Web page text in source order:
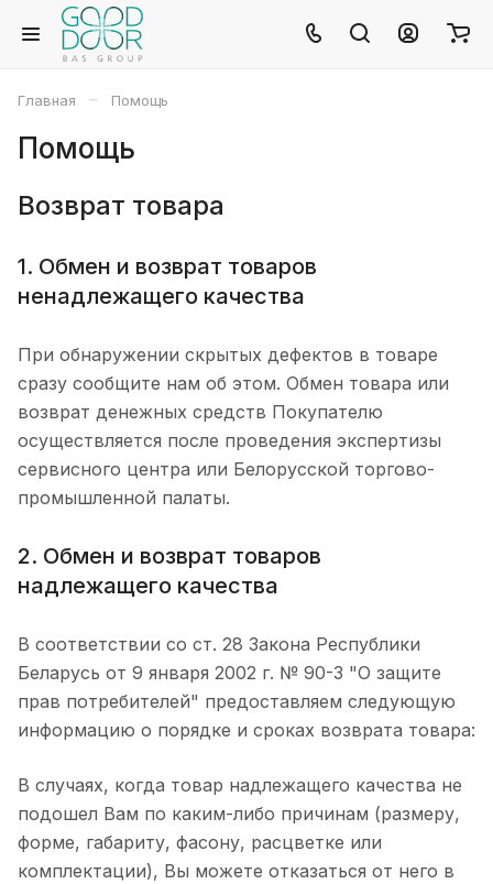
Главная – Помощь
Помощь
Возврат товара
1. Обмен и возврат товаров
ненадлежащего качества
При обнаружении скрытых дефектов в товаре
сразу сообщите нам об этом. Обмен товара или
возврат денежных средств Покупателю
осуществляется после проведения экспертизы
сервисного центра или Белорусской торгово-
промышленной палаты.
2. Обмен и возврат товаров
надлежащего качества
В соответствии со ст. 28 Закона Реcпублики
Беларусь от 9 января 2002 г. № 90-З "О защите
прав потребителей" предоставляем следующую
информацию о порядке и сроках возврата товара:
В случаях, когда товар надлежащего качества не
подошел Вам по каким-либо причинам (размеру,
форме, габариту, фасону, расцветке или
комплектации), Вы можете отказаться от него в